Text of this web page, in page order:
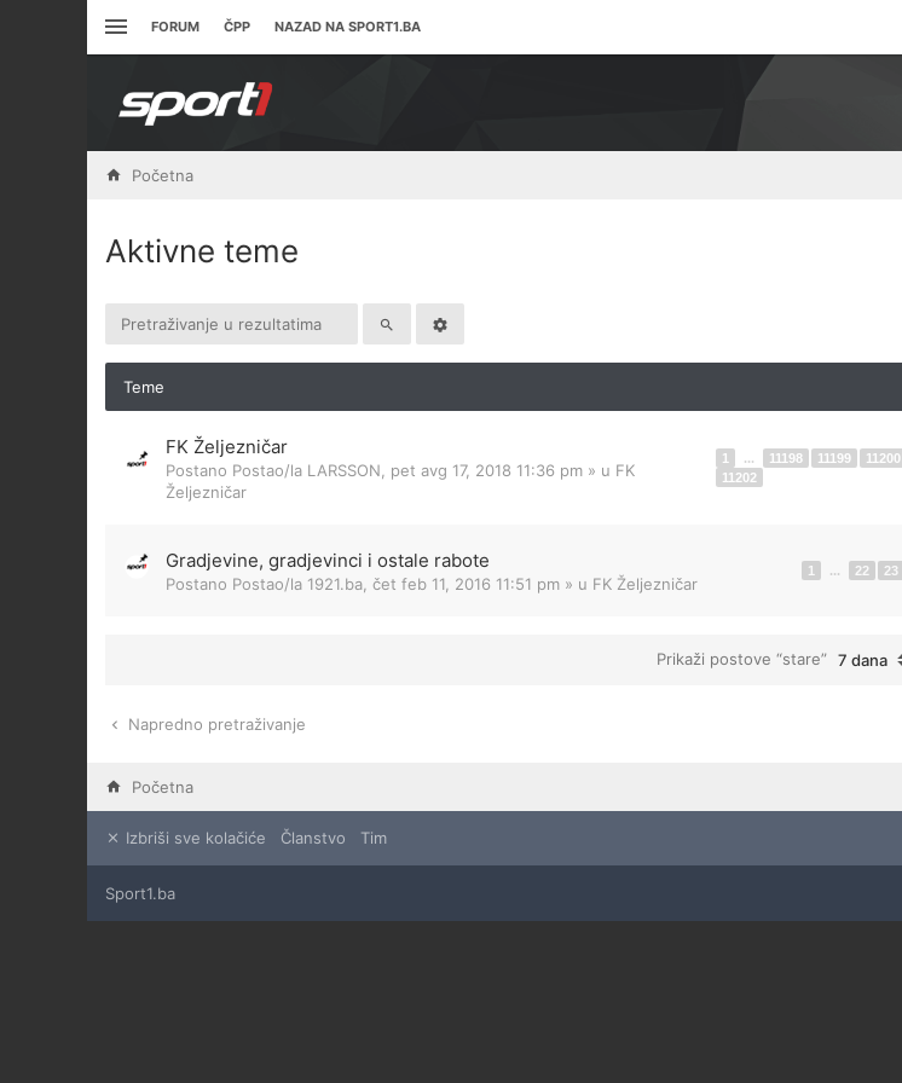
FORUM ČPP NAZAD NA SPORT1.BA
Početna
Aktivne teme
Teme
FK Željezničar
Postano Postao/la LARSSON pet avg 17, 2018 11:36 pm » u FK
Željezničar
1 ... 11198 11199 11200
11202
Gradjevine, gradjevinci i ostale rabote
Postano Postao/la 1921.ba čet feb 11, 2016 11:51 pm » u FK Željezničar
1 ... 22 23
Prikaži postove “stare” 7 dana
Napredno pretraživanje
Početna
Izbriši sve kolačiće Članstvo Tim
Sport1.ba